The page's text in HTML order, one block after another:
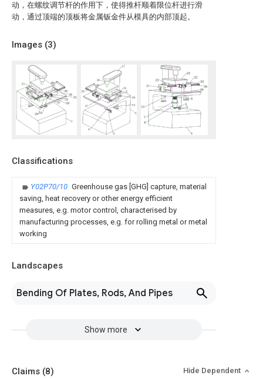
动，在螺纹调节杆的作用下，使得推杆顺着限位杆进行滑
动，通过顶端的顶板将金属钣金件从模具的内部顶起。
Images (3)
Classifications
Y02P70/10 Greenhouse gas [GHG] capture, material
saving, heat recovery or other energy efficient
measures, e.g. motor control, characterised by
manufacturing processes, e.g. for rolling metal or metal
working
Landscapes
Bending Of Plates, Rods, And Pipes
Show more
Claims (8) Hide Dependent